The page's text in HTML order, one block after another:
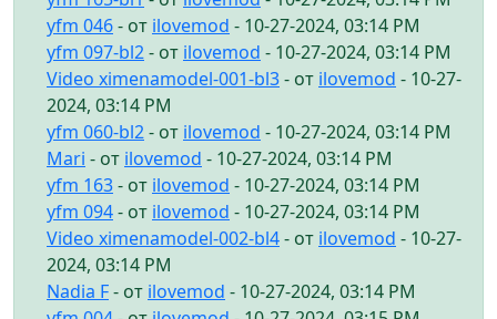
yfm 046- от ilovemod - 10-27-2024, 03:14 PM
yfm 097-bl2- от ilovemod - 10-27-2024, 03:14 PM
Video ximenamodel-001-bl3- от ilovemod - 10-27-
2024, 03:14 PM
yfm 060-bl2- от ilovemod - 10-27-2024, 03:14 PM
Mari - от ilovemod - 10-27-2024, 03:14 PM
yfm 163- от ilovemod - 10-27-2024, 03:14 PM
yfm 094- от ilovemod - 10-27-2024, 03:14 PM
Video ximenamodel-002-bl4- от ilovemod - 10-27-
2024, 03:14 PM
Nadia F- от ilovemod - 10-27-2024, 03:14 PM